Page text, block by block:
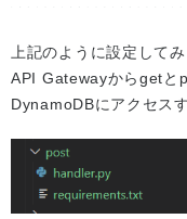
上記のように設定してみ
API Gatewayからgetと
DynamoDBにアクセス